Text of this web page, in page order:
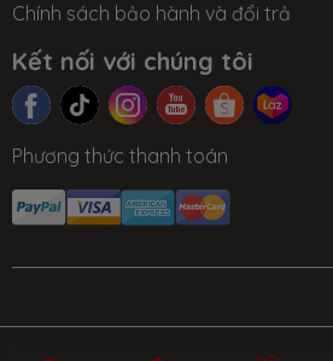
QUYỀN
Chính sách bảo hành và đổi trả
Kết nối với chúng tôi
Phương thức thanh toán